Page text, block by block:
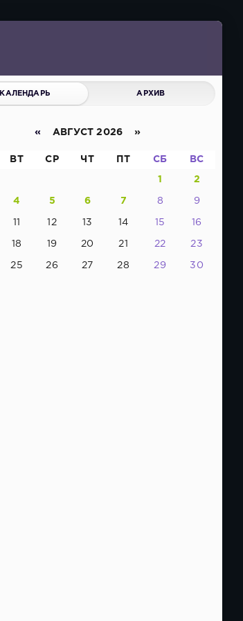
КАЛЕНДАРЬ АРХИВ
« АВГУСТ 2026 »
ВТ СР ЧТ ПТ СБ ВС
1 2
4 5 6 7 8 9
11 12 13 14 15 16
18 19 20 21 22 23
25 26 27 28 29 30